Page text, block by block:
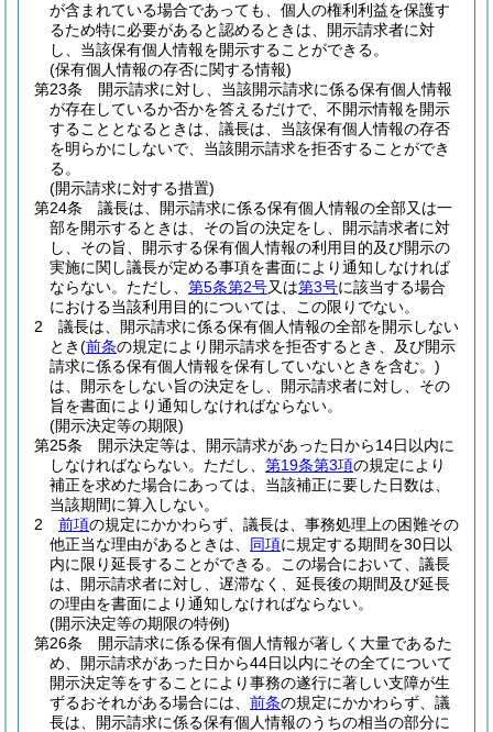
が含まれている場合であっても、個人の権利利益を保護す
るため特に必要があると認めるときは、開示請求者に対
し、当該保有個人情報を開示することができる。
(保有個人情報の存否に関する情報)
第23条
開示請求に対し、当該開示請求に係る保有個人情報
が存在しているか否かを答えるだけで、不開示情報を開示
することとなるときは、議長は、当該保有個人情報の存否
を明らかにしないで、当該開示請求を拒否することができ
る。
(開示請求に対する措置)
第24条
議長は、開示請求に係る保有個人情報の全部又は一
部を開示するときは、その旨の決定をし、開示請求者に対
し、その旨、開示する保有個人情報の利用目的及び開示の
実施に関し議長が定める事項を書面により通知しなければ
ならない。 ただし、 第5条第2号又は第3号に該当する場合
における当該利用目的については、この限りでない。
2
議長は、開示請求に係る保有個人情報の全部を開示しない
とき(前条の規定により開示請求を拒否するとき、及び開示
請求に係る保有個人情報を保有していないときを含む。)
は、開示をしない旨の決定をし、開示請求者に対し、その
旨を書面により通知しなければならない。
(開示決定等の期限)
第25条
開示決定等は、開示請求があった日から14日以内に
しなければならない。 ただし、 第19条第3項の規定により
補正を求めた場合にあっては、当該補正に要した日数は、
当該期間に算入しない。
2
前項の規定にかかわらず、議長は、事務処理上の困難その
他正当な理由があるときは、 同項に規定する期間を30日以
内に限り延長することができる。
この場合において、議長
は、開示請求者に対し、遅滞なく、延長後の期間及び延長
の理由を書面により通知しなければならない。
(開示決定等の期限の特例)
第26条
開示請求に係る保有個人情報が著しく大量であるた
め、開示請求があった日から44日以内にその全てについて
開示決定等をすることにより事務の遂行に著しい支障が生
ずるおそれがある場合には、 前条の規定にかかわらず、議
長は、開示請求に係る保有個人情報のうちの相当の部分に